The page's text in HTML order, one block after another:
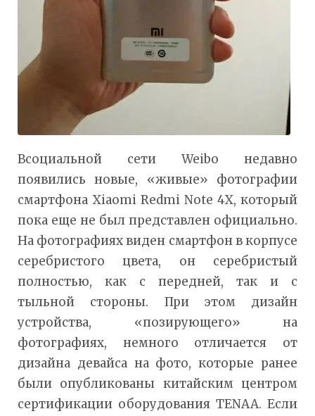
Всоциальной сети Weibo недавно
появились новые, «живые» фотографии
смартфона Xiaomi Redmi Note 4X, который
пока еще не был представлен официально.
На фотографиях виден смартфон в корпусе
серебристого цвета, он серебристый
полностью, как с передней, так и с
тыльной стороны. При этом дизайн
устройства, «позирующего» на
фотографиях, немного отличается от
дизайна девайса на фото, которые ранее
были опубликованы китайским центром
сертификации оборудования TENAA. Если